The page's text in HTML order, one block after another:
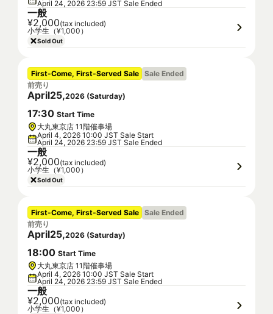
April 24, 2026 23:59 JST Sale Ended
一般
¥2,000(tax included)
小学生（¥1,000）
Sold Out
First-Come, First-Served Sale Sale Ended
前売り
April25,2026 (Saturday)
17:30 Start Time
大丸東京店 11階催事場
April 4, 2026 10:00 JST Sale Start
April 24, 2026 23:59 JST Sale Ended
一般
¥2,000(tax included)
小学生（¥1,000）
Sold Out
First-Come, First-Served Sale Sale Ended
前売り
April25,2026 (Saturday)
18:00 Start Time
大丸東京店 11階催事場
April 4, 2026 10:00 JST Sale Start
April 24, 2026 23:59 JST Sale Ended
一般
¥2,000(tax included)
小学生（¥1,000）